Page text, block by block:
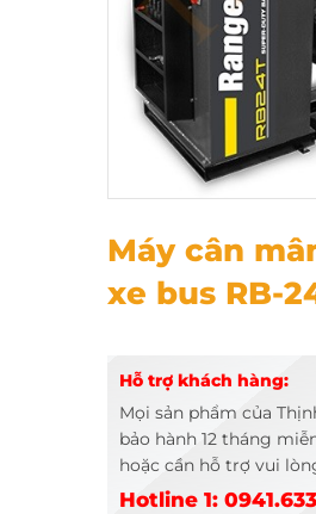
Máy cân
xe bus RB-
Hỗ trợ khách hàng:
Mọi sản phẩm của
bảo hành 12 tháng
hoặc cần hỗ trợ vui
Hotline 1: